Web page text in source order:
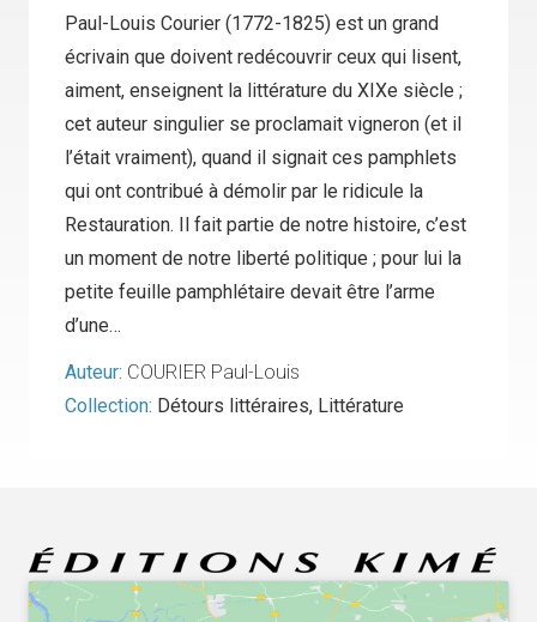
Paul-Louis Courier (1772-1825) est un grand
écrivain que doivent redécouvrir ceux qui lisent,
aiment, enseignent la littérature du XIXe siècle ;
cet auteur singulier se proclamait vigneron (et il
l’était vraiment), quand il signait ces pamphlets
qui ont contribué à démolir par le ridicule la
Restauration. Il fait partie de notre histoire, c’est
un moment de notre liberté politique ; pour lui la
petite feuille pamphlétaire devait être l’arme
d’une…
Auteur: COURIER Paul-Louis
Collection: Détours littéraires, Littérature